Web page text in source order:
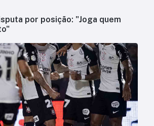
por posição: "Joga quem